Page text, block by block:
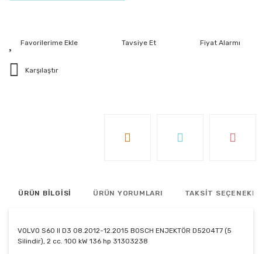
Tavsiye Et Fiyat Alarmı
Karşılaştır
ÜRÜN BİLGİSİ ÜRÜN YORUMLARI TAKSİT
VOLVO S60 II D3 08.2012-12.2015 BOSCH ENJEKTÖR D5204T7 (5
Silindir), 2 cc. 100 kW 136 hp 31303238